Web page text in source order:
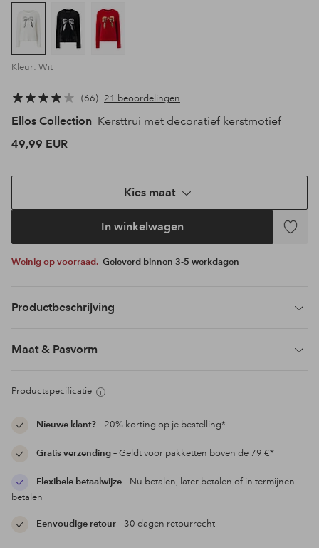
Kleur: Wit
66 21 beoordelingen
Ellos Collection Kersttrui met decoratief kerstmotief
49,99 EUR
Kies maat
In winkelwagen
Weinig op voorraad. Geleverd binnen 3-5 werkdagen
Productbeschrijving
Maat & Pasvorm
Productspecificatie
Nieuwe klant?– 20% korting op je bestelling*
Gratis verzending– Geldt voor pakketten boven de 79 €*
Flexibele betaalwijze– Nu betalen, later betalen of in termijnen
betalen
Eenvoudige retour– 30 dagen retourrecht